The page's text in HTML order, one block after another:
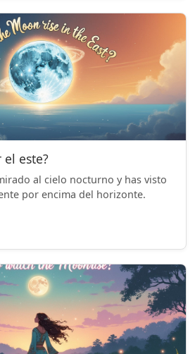
este?
al cielo nocturno y has visto
por encima del horizonte.